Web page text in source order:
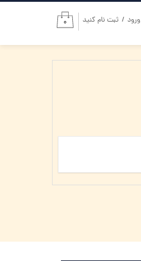
۰ ورود / ثبت نام کنید
تغییر گذر واژه